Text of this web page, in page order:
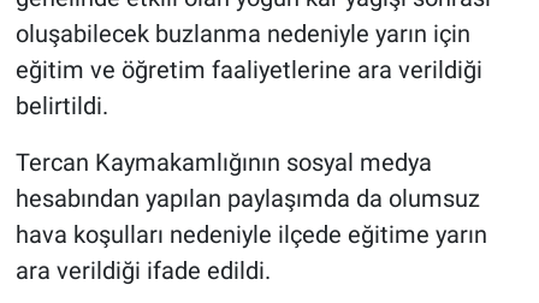
oluşabilecek buzlanma nedeniyle yarın için
eğitim ve öğretim faaliyetlerine ara verildiği
belirtildi.
Tercan Kaymakamlığının sosyal medya
hesabından yapılan paylaşımda da olumsuz
hava koşulları nedeniyle ilçede eğitime yarın
ara verildiği ifade edildi.